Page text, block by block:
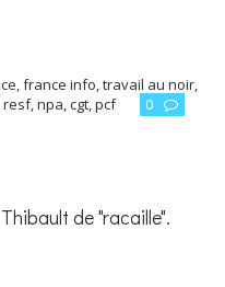
,france info,travail au noir,
resf,npa,cgt,pcf 0
de "racaille".